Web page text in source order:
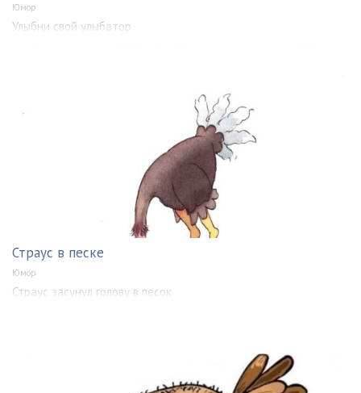
Юмор
Улыбни свой улыбатор
Страус в песке
Юмор
Страус засунул голову в песок